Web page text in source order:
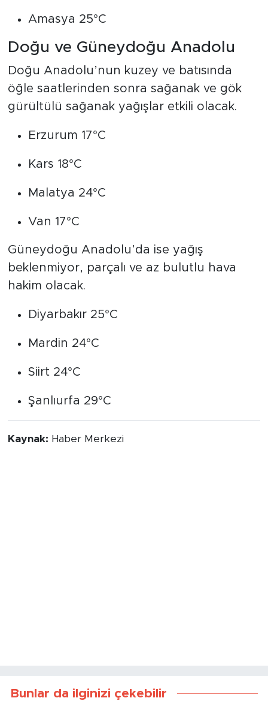
Amasya 25°C
Doğu ve Güneydoğu Anadolu
Doğu Anadolu’nun kuzey ve batısında
öğle saatlerinden sonra sağanak ve gök
gürültülü sağanak yağışlar etkili olacak.
Erzurum 17°C
Kars 18°C
Malatya 24°C
Van 17°C
Güneydoğu Anadolu’da ise yağış
beklenmiyor, parçalı ve az bulutlu hava
hakim olacak.
Diyarbakır 25°C
Mardin 24°C
Siirt 24°C
Şanlıurfa 29°C
Kaynak: Haber Merkezi
Bunlar da ilginizi çekebilir